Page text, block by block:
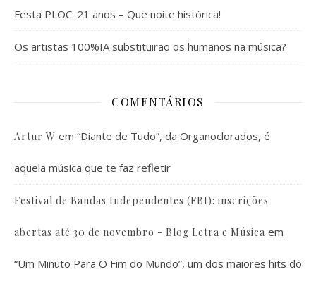
Festa PLOC: 21 anos – Que noite histórica!
Os artistas 100%IA substituirão os humanos na música?
COMENTÁRIOS
Artur W em “Diante de Tudo”, da Organoclorados, é
aquela música que te faz refletir
Festival de Bandas Independentes (FBI): inscrições
abertas até 30 de novembro - Blog Letra e Música em
“Um Minuto Para O Fim do Mundo”, um dos maiores hits do